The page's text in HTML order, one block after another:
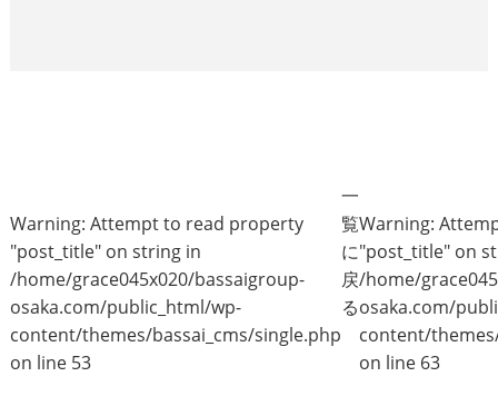
Warning: Attempt to read property
"post_title" on string in
/home/grace045x020/bassaigroup-
osaka.com/public_html/wp-
content/themes/bassai_cms/single.php
on line 53
一
覧
に
戻
る
Warning:
"post_title" on
/home/
osaka.com/
content/
on line 63